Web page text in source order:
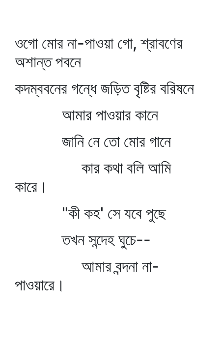
ওগো মোর না-পাওয়া গো, শ্রাবণের
অশান্ত পবনে
কদম্ববনের গন্ধে জড়িত বৃষ্টির বরিষনে
আমার পাওয়ার কানে
জানি নে তো মোর গানে
কার কথা বলি আমি
কারে।
"কী কহ' সে যবে পুছে
তখন সন্দেহ ঘুচে--
আমার বন্দনা না-
পাওয়ারে।